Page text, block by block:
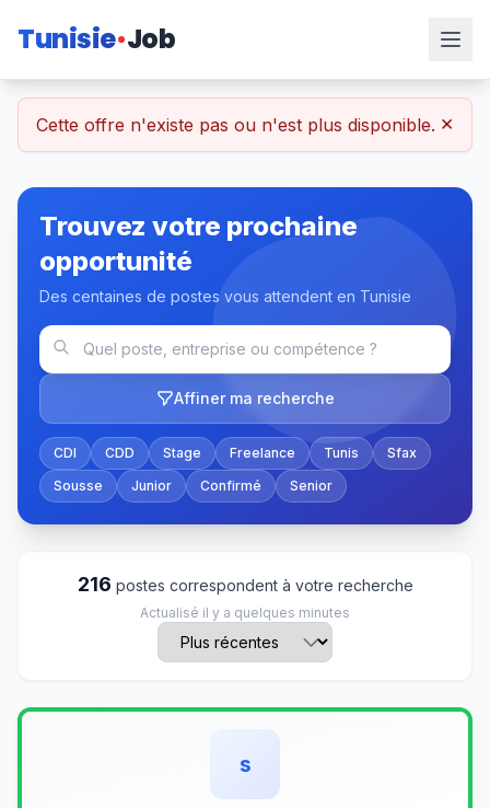
Tunisie Job
Cette offre n'existe pas ou n'est plus disponible. ×
Trouvez votre prochaine
opportunité
Des centaines de postes vous attendent en Tunisie
Affiner ma recherche
CDI CDD Stage Freelance Tunis
Sfax
Sousse
Junior Confirmé Senior
216 postes correspondent à votre recherche
Actualisé il y a quelques minutes
s